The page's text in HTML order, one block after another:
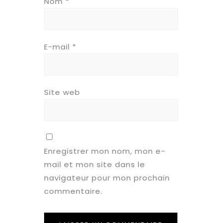
E-mail *
Site web
Enregistrer mon nom, mon e-
mail et mon site dans le
navigateur pour mon prochain
commentaire.